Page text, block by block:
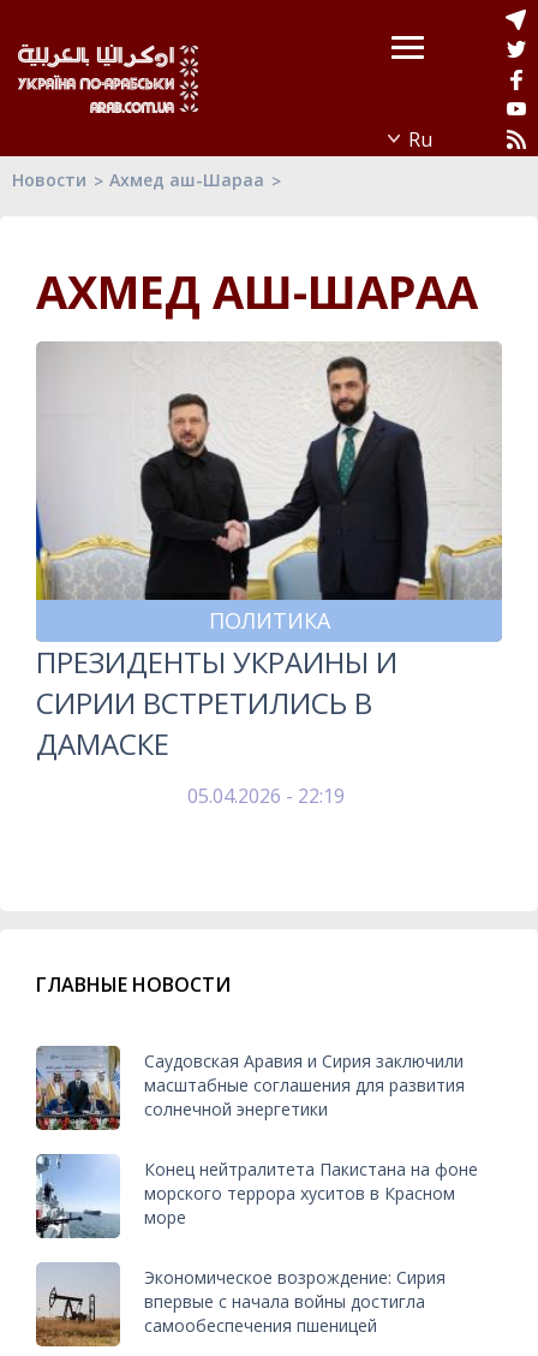
Новости Ахмед аш-Шараа
АХМЕД АШ-ШАРАА
ПОЛИТИКА
ПРЕЗИДЕНТЫ УКРАИНЫ И
СИРИИ ВСТРЕТИЛИСЬ В
ДАМАСКЕ
05.04.2026 - 22:19
ГЛАВНЫЕ НОВОСТИ
Саудовская Аравия и Сирия заключили
масштабные соглашения для развития
солнечной энергетики
Конец нейтралитета Пакистана на фоне
морского террора хуситов в Красном
море
Экономическое возрождение: Сирия
впервые с начала войны достигла
самообеспечения пшеницей